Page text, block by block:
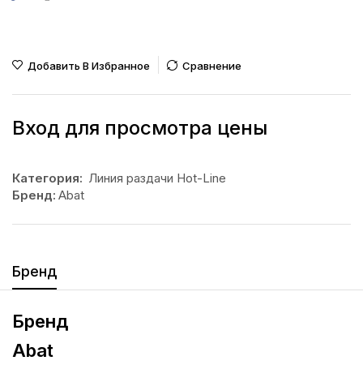
Добавить В Избранное Сравнение
Вход для просмотра цены
Категория: Линия раздачи Hot-Line
Бренд: Abat
Бренд
Бренд
Abat